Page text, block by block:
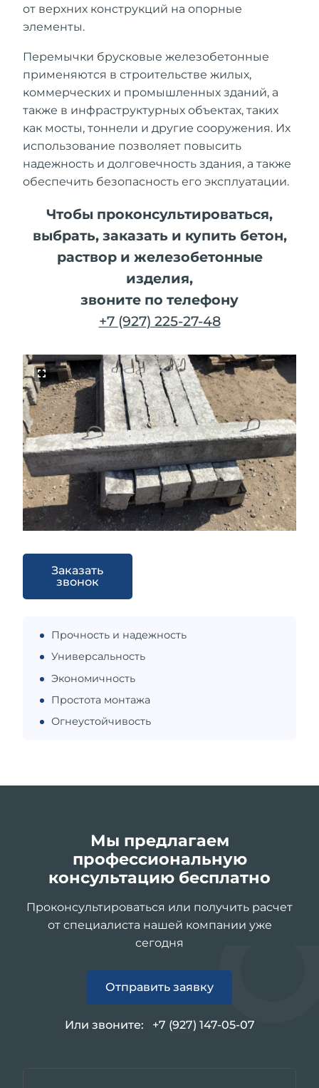
от верхних конструкций на опорные
элементы.
Перемычки брусковые железобетонные
применяются в строительстве жилых,
коммерческих и промышленных зданий, а
также в инфраструктурных объектах, таких
как мосты, тоннели и другие сооружения. Их
использование позволяет повысить
надежность и долговечность здания, а также
обеспечить безопасность его эксплуатации.
Чтобы проконсультироваться,
выбрать, заказать и купить бетон,
раствор и железобетонные
изделия,
звоните по телефону
+7 (927) 225-27-48
Заказать
звонок
Прочность и надежность
Универсальность
Экономичность
Простота монтажа
Огнеустойчивость
Мы предлагаем
профессиональную
консультацию бесплатно
Проконсультироваться или получить расчет
от специалиста нашей компании уже
сегодня
Отправить заявку
Или звоните: +7 (927) 147-05-07